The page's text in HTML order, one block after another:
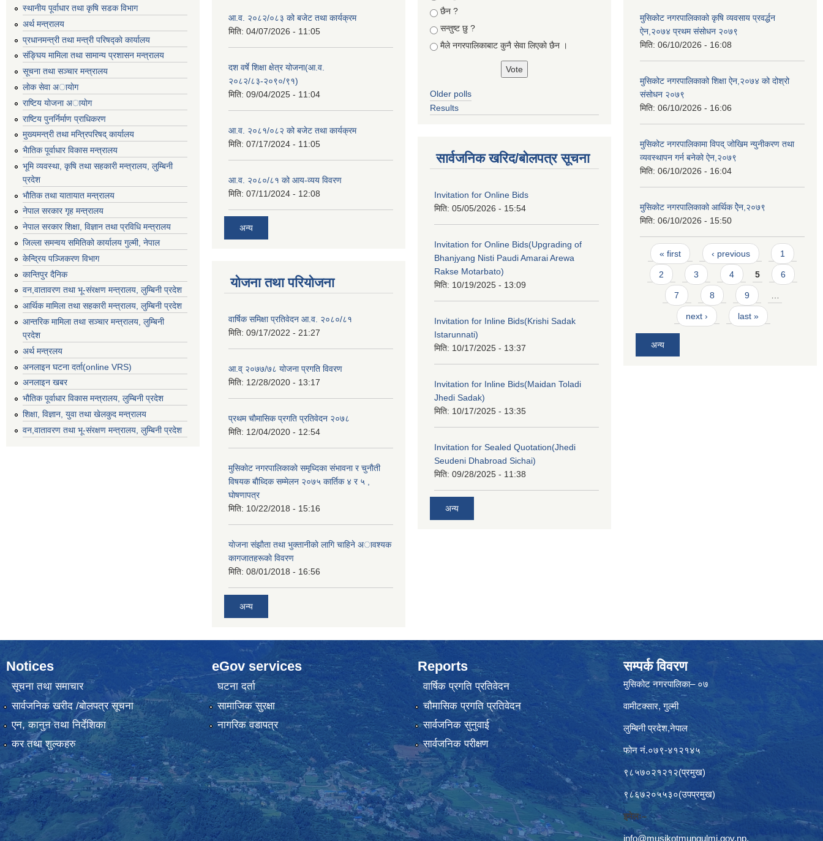
स्थानीय पूर्वाधार तथा कृषि सडक विभाग
अर्थ मन्त्रालय
प्रधानमन्त्री तथा मन्त्री परिषद्काे कार्यालय
संङ्घिय मामिला तथा सामान्य प्रशासन मन्त्रालय
सूचना तथा सञ्चार मन्त्रालय
लाेक सेवा अायाेग
राष्टिय याेजना अायाेग
राष्टिय पुनर्निर्माण प्राधिकरण
मुख्यमन्त्री तथा मन्त्रिपरिषद् कार्यालय
भैातिक पूर्वाधार विकास मन्त्रालय
भूमि व्यवस्था, कृषि तथा सहकारी मन्त्रालय, लु्म्बिनी
प्रदेश
भाैतिक तथा यातायात मन्त्रालय
नेपाल सरकार गृह मन्त्रालय
नेपाल सरकार शिक्षा, विज्ञान तथा प्रविधि मन्त्रालय
जिल्ला समन्वय समितिको कार्यालय गुल्मी, नेपाल
केन्द्रिय पञ्जिकरण विभाग
कान्तिपुर दैनिक
वन,वातावरण तथा भू-संरक्षण मन्त्रालय, लुम्बिनी प्रदेश
आर्थिक मामिला तथा सहकारी मन्त्रालय, लुम्बिनी प्रदेश
आन्तरिक मामिला तथा सञ्चार मन्त्रालय, लुम्बिनी
प्रदेश
अर्थ मन्त्रलय
अनलाइन घटना दर्ता(online VRS)
अनलाइन खबर
भौतिक पूर्वाधार विकास मन्त्रालय, लुम्बिनी प्रदेश
शिक्षा, विज्ञान, युवा तथा खेलकुद मन्‍‍त्रालय
वन,वातावरण तथा भू-संरक्षण मन्त्रालय, लुम्बिनी प्रदेश
आ.व. २०८२/०८३ को बजेट तथा कार्यक्रम
मिति: 04/07/2026 - 11:05
दश वर्षे शिक्षा क्षेत्र योजना(आ.व.
२०८२/८३-२०९०/९१)
मिति: 09/04/2025 - 11:04
आ.व. २०८१/०८२ को बजेट तथा कार्यक्रम
मिति: 07/17/2024 - 11:05
आ.व. २०८०/८१ को आय-व्यय विवरण
मिति: 07/11/2024 - 12:08
अन्य
योजना तथा परियोजना
वार्षिक समिक्षा प्रतिवेदन आ.व. २०८०/८१
मिति: 09/17/2022 - 21:27
आ.व् २०७७/७८ योजना प्रगति विवरण
मिति: 12/28/2020 - 13:17
प्रथम चाैमासिक प्रगति प्रतिवेदन २०७८
मिति: 12/04/2020 - 12:54
मुसिकाेट नगरपालिकाकाे समृध्दिका संभावना र चुनाैती
विषयक बाैध्दिक सम्मेलन २०७५ कार्तिक ४ र ५ ,
घाेषणापत्र
मिति: 10/22/2018 - 15:16
याेजना संझाैता तथा भुक्तानीकाे लागि चाहिने अावश्यक
कागजातहरूकाे विवरण
मिति: 08/01/2018 - 16:56
अन्य
छैन ?
सन्तुष्ट छु ?
मैले नगरपालिकाबाट कुनै सेवा लिएकाे छैन ।
Older polls
Results
सार्वजनिक खरिद/बोलपत्र सूचना
Invitation for Online Bids
मिति: 05/05/2026 - 15:54
Invitation for Online Bids(Upgrading of
Bhanjyang Nisti Paudi Amarai Arewa
Rakse Motarbato)
मिति: 10/19/2025 - 13:09
Invitation for Inline Bids(Krishi Sadak
Istarunnati)
मिति: 10/17/2025 - 13:37
Invitation for Inline Bids(Maidan Toladi
Jhedi Sadak)
मिति: 10/17/2025 - 13:35
Invitation for Sealed Quotation(Jhedi
Seudeni Dhabroad Sichai)
मिति: 09/28/2025 - 11:38
अन्य
मुसिकोट नगरपालिकाको कृषि व्यवसाय प्रवर्द्धन
ऐन,२०७४ प्रथम संसोधन २०७९
मिति: 06/10/2026 - 16:08
मुसिकोट नगरपालिकाको शिक्षा ऐन,२०७४ को दोश्रो
संसोधन २०७९
मिति: 06/10/2026 - 16:06
मुसिकोट नगरपालिकामा विपद् जोखिम न्युनीकरण तथा
व्यवस्थापन गर्न बनेको ऐन,२०७९
मिति: 06/10/2026 - 16:04
मुसिकोट नगरपालिकाको आर्थिक ऐेन,२०७९
मिति: 06/10/2026 - 15:50
Pages
« first ‹ previous 1
2 3 4 5 6
7 8 9 …
next › last »
अन्य
Notices
सूचना तथा समाचार
सार्वजनिक खरीद /बोलपत्र सूचना
एन, कानुन तथा निर्देशिका
कर तथा शुल्कहरु
eGov services
घटना दर्ता
सामाजिक सुरक्षा
नागरिक वडापत्र
Reports
वार्षिक प्रगति प्रतिवेदन
चौमासिक प्रगति प्रतिवेदन
सार्वजनिक सुनुवाई
सार्वजनिक परीक्षण
सम्पर्क विवरण
मुसिकोट नगरपालिका– ०७
वामीटक्सार, गुल्मी
लुम्बिनी प्रदेश,नेपाल
फोन नं.०७९-४१२१४५
९८५७०२१२१२(प्रमुख)
९८६७२०५५३०(उपप्रमुख)
इमेलः–
info@musikotmungulmi.gov.np,